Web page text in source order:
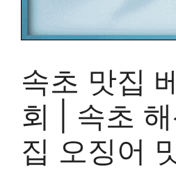
속초 맛집
회 | 속초
집 오징어